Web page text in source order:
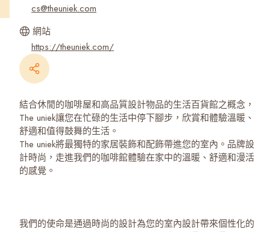
cs@theuniek.com
網站
https://theuniek.com/
結合休閒的咖啡屋和高品質設計物品的生活百貨館之概念，
The uniek讓您在忙碌的生活中停下腳步，欣賞和體驗溫暖、
舒適和值得鼓舞的生活。
The uniek將最獨特的家居裝飾和配飾帶進您的室內。品牌設
計時尚，走進我們的咖啡館體驗在家中的溫暖、舒適和漫活
的感覺。
我們的使命是通過時尚的設計為您的室內設計帶來個性化的